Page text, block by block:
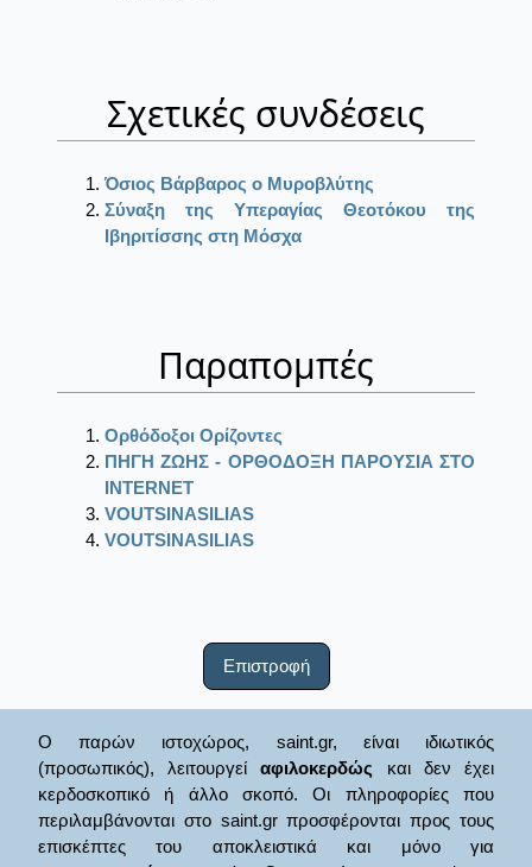
Σχετικές συνδέσεις
Όσιος Βάρβαρος ο Μυροβλύτης
Σύναξη της Υπεραγίας Θεοτόκου της
Ιβηριτίσσης στη Μόσχα
Παραπομπές
Ορθόδοξοι Ορίζοντες
ΠΗΓΗ ΖΩΗΣ - ΟΡΘΟΔΟΞΗ ΠΑΡΟΥΣΙΑ ΣΤΟ
ΙΝΤΕRΝΕΤ
VOUTSINASILIAS
VOUTSINASILIAS
Επιστροφή
Ο παρών ιστοχώρος, saint.gr, είναι ιδιωτικός
(προσωπικός), λειτουργείαφιλοκερδώς και δεν έχει
κερδοσκοπικό ή άλλο σκοπό. Οι πληροφορίες που
περιλαμβάνονται στο saint.gr προσφέρονται προς τους
επισκέπτες του αποκλειστικά και μόνο για